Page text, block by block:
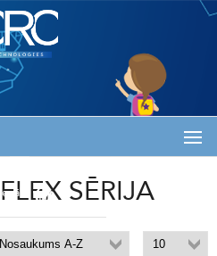
Ienākt
SĒRIJA